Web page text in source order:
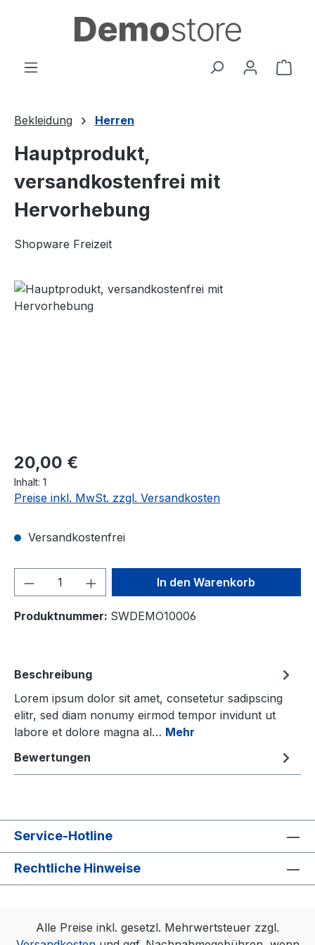
Zum Hauptinhalt springen
Bekleidung Herren
Hauptprodukt,
versandkostenfrei mit
Hervorhebung
Shopware Freizeit
Bildergalerie überspringen
Regulärer Preis:
20,00 €
Inhalt: 1
Preise inkl. MwSt. zzgl. Versandkosten
Versandkostenfrei
Produkt Anzahl: Gib denIn den Warenkorb
Produktnummer: SWDEMO10006
Beschreibung
Lorem ipsum dolor sit amet, consetetur sadipscing
elitr, sed diam nonumy eirmod tempor invidunt ut
labore et dolore magna al… Mehr
Bewertungen
Service-Hotline
Rechtliche Hinweise
Alle Preise inkl. gesetzl. Mehrwertsteuer zzgl.